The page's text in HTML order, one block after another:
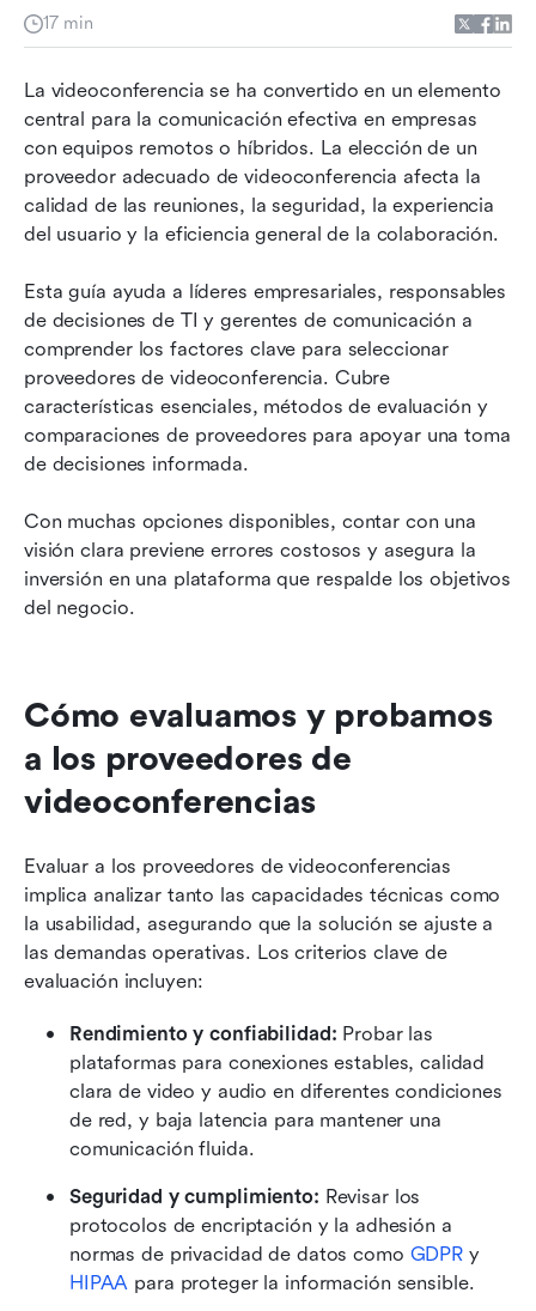
17 min
La videoconferencia se ha convertido en un elemento
central para la comunicación efectiva en empresas
con equipos remotos o híbridos. La elección de un
proveedor adecuado de videoconferencia afecta la
calidad de las reuniones, la seguridad, la experiencia
del usuario y la eficiencia general de la colaboración.
Esta guía ayuda a líderes empresariales, responsables
de decisiones de TI y gerentes de comunicación a
comprender los factores clave para seleccionar
proveedores de videoconferencia. Cubre
características esenciales, métodos de evaluación y
comparaciones de proveedores para apoyar una toma
de decisiones informada.
Con muchas opciones disponibles, contar con una
visión clara previene errores costosos y asegura la
inversión en una plataforma que respalde los objetivos
del negocio.
Cómo evaluamos y probamos
a los proveedores de
videoconferencias
Evaluar a los proveedores de videoconferencias
implica analizar tanto las capacidades técnicas como
la usabilidad, asegurando que la solución se ajuste a
las demandas operativas. Los criterios clave de
evaluación incluyen:
Rendimiento y confiabilidad: Probar las
plataformas para conexiones estables, calidad
clara de video y audio en diferentes condiciones
de red, y baja latencia para mantener una
comunicación fluida.
Seguridad y cumplimiento: Revisar los
protocolos de encriptación y la adhesión a
normas de privacidad de datos como GDPR
HIPAA para proteger la información sensible.
proveedores de videoconferencias
buscar en las plataformas de videoconferencia
Los 10 principales proveedores de
videoconferencias: una visión general
4 proveedores de hardware para mejorar tu
experiencia en videoconferencias
Preguntas frecuentes
Conclusiones: Por qué Lark destaca entre los
proveedores de videoconferencias
Lectura relacionada